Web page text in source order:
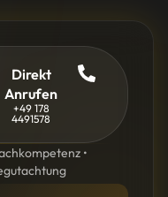
Direkt
Anrufen
+49 178
4491578
•